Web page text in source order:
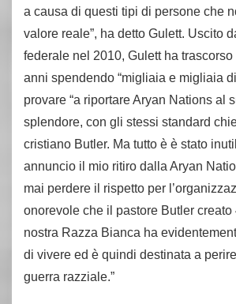
a causa di questi tipi di persone che
valore reale”, ha detto Gulett. Uscito
federale nel 2010, Gulett ha
anni spendendo “migliaia e migliaia
provare “a riportare Aryan Nations al
splendore, con gli stessi standard
cristiano Butler. Ma tutto è è stato
annuncio il mio ritiro dalla Aryan
mai perdere il rispetto per
onorevole che il pastore Butler creato
nostra Razza Bianca ha
di vivere ed è quindi destinata a
guerra razziale.”